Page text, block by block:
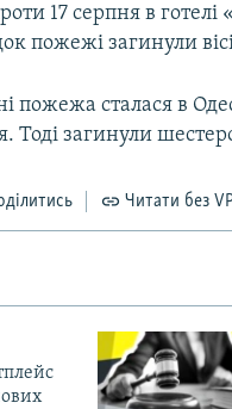
17 серпня в готелі
пожежі загинули
пожежа сталася в
Тоді загинули
Читати без